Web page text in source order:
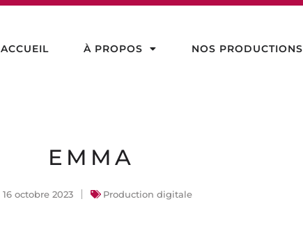
ACCUEIL À PROPOS NOS PRODUCTIONS
EMMA
16 octobre 2023 Production digitale